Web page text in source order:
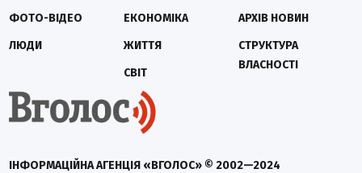
ІНФОРМАЦІЙНА АГЕНЦІЯ «ВГОЛОС» © 2002—2024
ФОТО-ВІДЕО
ЛЮДИ
ЕКОНОМІКА
ЖИТТЯ
СВІТ
АРХІВ НОВИН
СТРУКТУРА
ВЛАСНОСТІ